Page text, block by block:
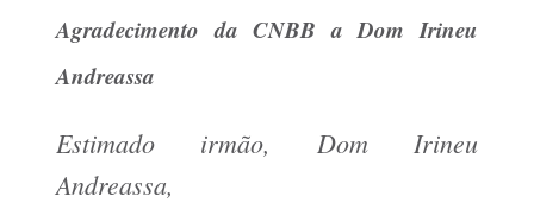
Agradecimento da CNBB a Dom Irineu
Andreassa
Estimado irmão, Dom Irineu
Andreassa,